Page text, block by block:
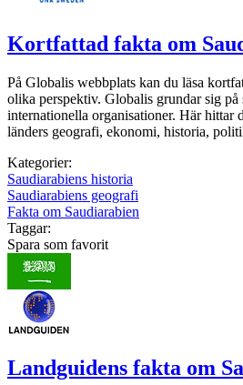
Kortfattad fakta om
På Globalis webbplats kan du läsa
olika perspektiv. Globalis grundar sig
internationella organisationer. Här hittar
länders geografi, ekonomi, historia,
Kategorier:
Saudiarabiens historia
Saudiarabiens geografi
Fakta om Saudiarabien
Taggar:
Spara som favorit
Landguidens fakta om